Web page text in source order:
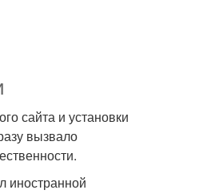
сайта и установки
вызвало
иностранной